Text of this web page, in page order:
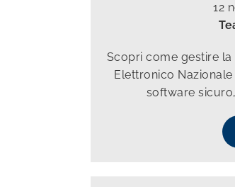
12
Scopri come gestire
Elettronico
software